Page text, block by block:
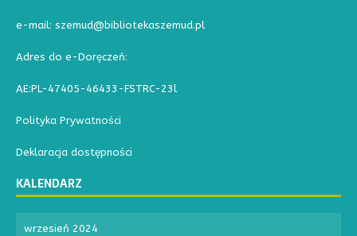
e-mail: szemud@bibliotekaszemud.pl
Adres do e-Doręczeń:
AE:PL-47405-46433-FSTRC-23l
Polityka Prywatności
Deklaracja dostępności
KALENDARZ
wrzesień 2024